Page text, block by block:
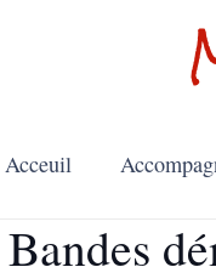
Acceuil
Bandes